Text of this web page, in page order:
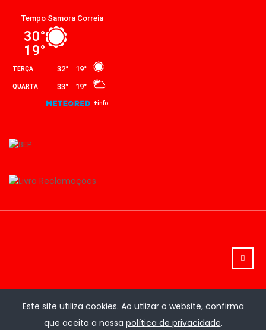
Este site utiliza cookies. Ao utlizar o website, confirma
que aceita a nossa política de privacidade.